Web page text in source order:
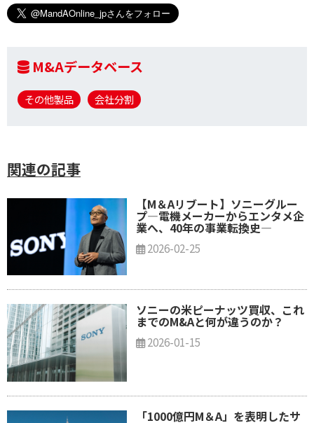
M&Aデータベース
その他製品 会社分割
関連の記事
【M＆Aリブート】ソニーグルー
プ―電機メーカーからエンタメ企
業へ、40年の事業転換史―
2026-02-25
ソニーの米ピーナッツ買収、これ
までのM&Aと何が違うのか？
2026-01-15
「1000億円M＆A」を表明したサ